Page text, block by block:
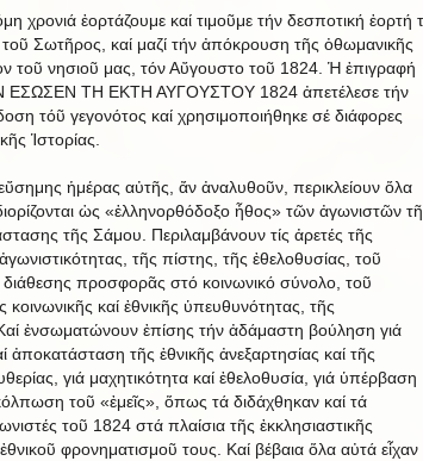
χρονιά ἑορτάζουμε καί τιμοῦμε τήν δεσποτική ἑορτή
Σωτῆρος, καί μαζί τήν ἀπόκρουση τῆς ὀθωμανικῆς
τοῦ νησιοῦ μας, τόν Αὔγουστο τοῦ 1824. Ἡ ἐπιγραφή
ΤΗ ΕΚΤΗ ΑΥΓΟΥΣΤΟΥ 1824 ἀπετέλεσε τήν
τόῦ γεγονότος καί χρησιμοποιήθηκε σέ διάφορες
Ἱστορίας.
ἡμέρας αὐτῆς, ἄν ἀναλυθοῦν, περικλείουν ὅλα
ὡς «ἑλληνορθόδοξο ἦθος» τῶν ἀγωνιστῶν
τῆς Σάμου. Περιλαμβάνουν τίς ἀρετές τῆς
τῆς πίστης, τῆς ἐθελοθυσίας, τοῦ
προσφορᾶς στό κοινωνικό σύνολο, τοῦ
κοινωνικῆς καί ἐθνικῆς ὑπευθυνότητας, τῆς
ἐνσωματώνουν ἐπίσης τήν ἀδάμαστη βούληση γιά
ἀποκατάσταση τῆς ἐθνικῆς ἀνεξαρτησίας καί τῆς
γιά μαχητικότητα καί ἐθελοθυσία, γιά ὑπέρβαση
τοῦ «ἐμεῖς», ὅπως τά διδάχθηκαν καί τά
τοῦ 1824 στά πλαίσια τῆς ἐκκλησιαστικῆς
ἐθνικοῦ φρονηματισμοῦ τους. Καί βέβαια ὅλα αὐτά εἶχαν